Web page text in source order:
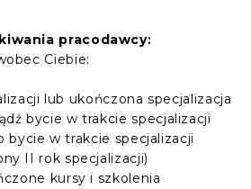
pracodawcy:
Ciebie:
lub ukończona specjalizacja
bycie w trakcie specjalizacji
bycie w trakcie specjalizacji
II rok specjalizacji)
kursy i szkolenia